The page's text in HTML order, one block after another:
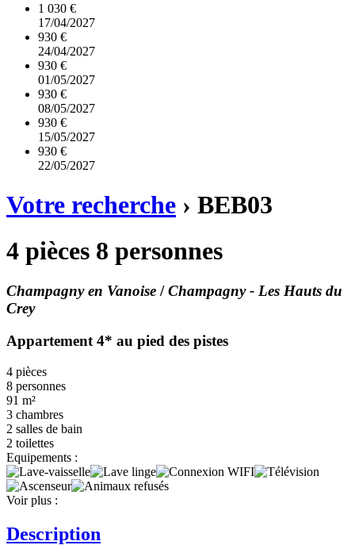
1 030 €
17/04/2027
930 €
24/04/2027
930 €
01/05/2027
930 €
08/05/2027
930 €
15/05/2027
930 €
22/05/2027
Votre recherche › BEB03
4 pièces 8 personnes
Champagny en Vanoise /Champagny - Les Hauts du
Crey
Appartement 4* au pied des pistes
4 pièces
8 personnes
91 m²
3 chambres
2 salles de bain
2 toilettes
Equipements :
Voir plus :
Description